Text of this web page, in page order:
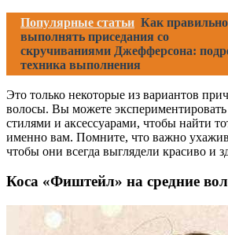
Популярные статьи Как правильно
выполнять приседания со
скручиваниями Джефферсона:
техника выполнения
Это только некоторые из вариантов
волосы. Вы можете
стилями и аксессуарами, чтобы найти
именно вам. Помните, что важно
чтобы они всегда выглядели красиво и
Коса «Фиштейл» на средние